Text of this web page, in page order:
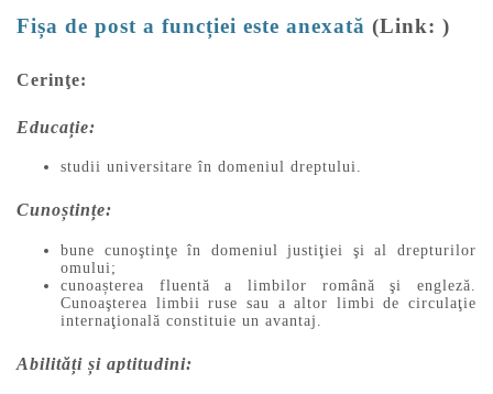
Fișa de post a funcției este anexată (Link: )
Cerinţe:
Educație:
studii universitare în domeniul dreptului.
Cunoștințe:
bune cunoştinţe în domeniul justiţiei şi al drepturilor
omului;
cunoașterea fluentă a limbilor română şi engleză.
Cunoaşterea limbii ruse sau a altor limbi de circulaţie
internaţională constituie un avantaj.
Abilități și aptitudini: